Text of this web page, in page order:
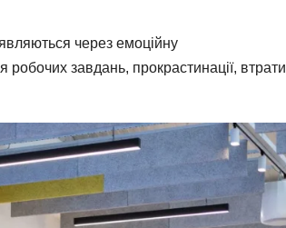
через емоційну
робочих завдань, прокрастинації, втрати